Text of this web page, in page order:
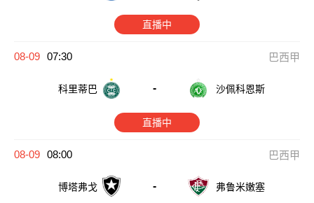
直播中
08-09 07:30 巴西甲
科里蒂巴 - 沙佩科恩斯
直播中
08-09 08:00 巴西甲
博塔弗戈 - 弗鲁米嫩塞